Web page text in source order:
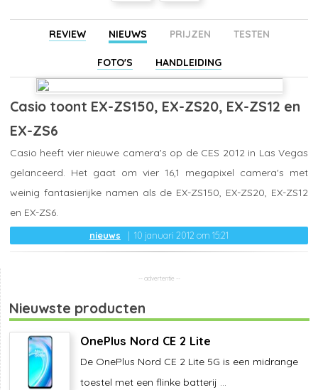
REVIEW NIEUWS PRIJZEN TESTEN
FOTO'S HANDLEIDING
Casio toont EX-ZS150, EX-ZS20, EX-ZS12 en
EX-ZS6
nieuws 10 januari 2012 om 15:21
Casio heeft vier nieuwe camera's op de CES 2012 in Las Vegas
gelanceerd. Het gaat om vier 16,1 megapixel camera's met
weinig fantasierijke namen als de EX-ZS150, EX-ZS20, EX-ZS12
en EX-ZS6.
Nieuwste producten
OnePlus Nord CE 2 Lite
De OnePlus Nord CE 2 Lite 5G is een midrange
toestel met een flinke batterij ...